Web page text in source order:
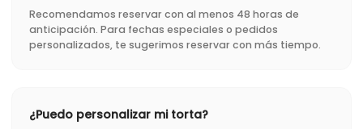
Recomendamos reservar con al menos 48 horas de
anticipación. Para fechas especiales o pedidos
personalizados, te sugerimos reservar con más tiempo.
¿Puedo personalizar mi torta?